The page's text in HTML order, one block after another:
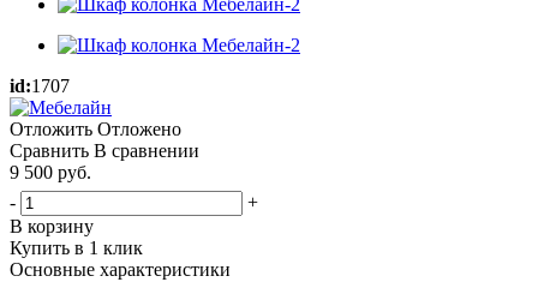
id:1707
Отложить Отложено
Сравнить В сравнении
9 500 руб.
-
+
В корзину
Купить в 1 клик
Основные характеристики